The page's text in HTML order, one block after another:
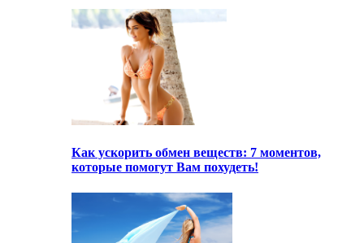
Как ускорить обмен веществ: 7 моментов,
которые помогут Вам похудеть!